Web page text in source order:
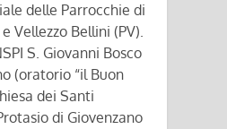
delle Parrocchie di
Vellezzo Bellini (PV).
S. Giovanni Bosco
(oratorio “il Buon
dei Santi
di Giovenzano